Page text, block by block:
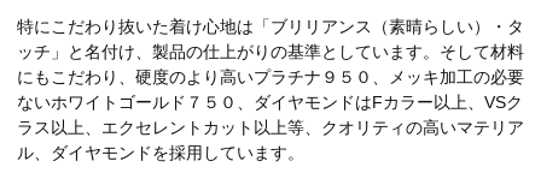
特にこだわり抜いた着け心地は「ブリリアンス（素晴らしい）・タ
ッチ」と名付け、製品の仕上がりの基準としています。そして材料
にもこだわり、硬度のより高いプラチナ９５０、メッキ加工の必要
ないホワイトゴールド７５０、ダイヤモンドはFカラー以上、VSク
ラス以上、エクセレントカット以上等、クオリティの高いマテリア
ル、ダイヤモンドを採用しています。